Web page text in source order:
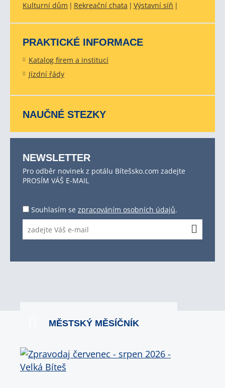
Kulturní dům Rekreační chata Výstavní síň
PRAKTICKÉ INFORMACE
Katalog firem a institucí
Jízdní řády
NAUČNÉ STEZKY
NEWSLETTER
Pro odběr novinek z potálu Bítešsko.com zadejte
PROSÍM VÁŠ E-MAIL
Souhlasím se zpracováním osobních údajů.
MĚSTSKÝ MĚSÍČNÍK